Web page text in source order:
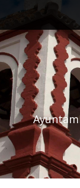
Menú
Saltar al contenido